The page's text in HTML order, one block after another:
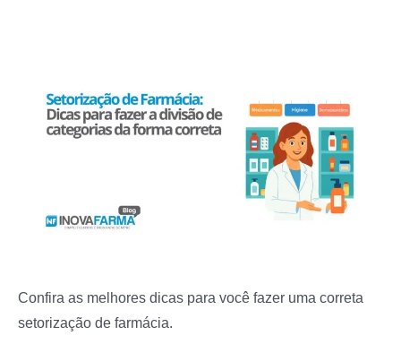
Confira as melhores dicas para você fazer uma correta
setorização de farmácia.